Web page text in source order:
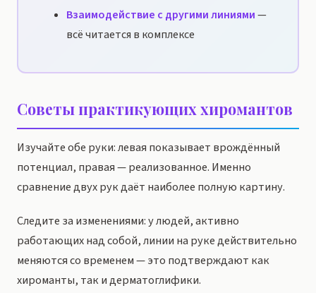
Взаимодействие с другими линиями—
всё читается в комплексе
Советы практикующих хиромантов
Изучайте обе руки: левая показывает врождённый
потенциал, правая — реализованное. Именно
сравнение двух рук даёт наиболее полную картину.
Следите за изменениями: у людей, активно
работающих над собой, линии на руке действительно
меняются со временем — это подтверждают как
хироманты, так и дерматоглифики.